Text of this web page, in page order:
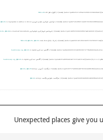
|| کارواژه: فعل Dehxodâverb
|| اوباشتن: بلع کردن; بلعیدن; فروبردن Ϣiki-En to ingurgitate; to swallow; to devour
|| فروباشتن: فروبار کردن; داونلود کردن En Ϣiki-De to download herunterladen
|| فرناد: ساحل Dehxodâ, Ϣiki-En Ϣiki-En coast; shore
|| آگاشتن: ثبت کردن fa.wiktionary.org Ϣiki-En to register
{pišvand} || آگاشتن: ثبت کردن fa.wiktionary.org Ϣiki-En to register
|| درگاشت: آنتروپی Ϣiki-En Ϣiki-Pâentropy
|| هزگاشت: پادواژه‌یِ درگاشت Ϣiki-En extropy